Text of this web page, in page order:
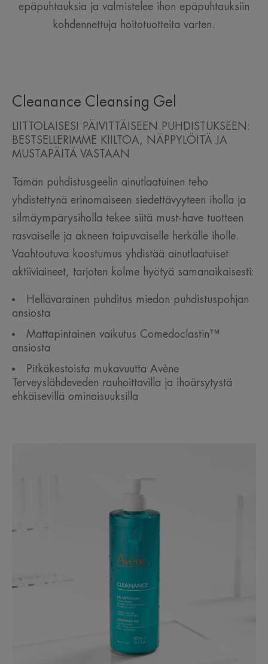
epäpuhtauksia ja valmistelee ihon epäpuhtauksiin
kohdennettuja hoitotuotteita varten.
Cleanance Cleansing Gel
LIITTOLAISESI PÄIVITTÄISEEN PUHDISTUKSEEN:
BESTSELLERIMME KIILTOA, NÄPPYLÖITÄ JA
MUSTAPÄITÄ VASTAAN
Tämän puhdistusgeelin ainutlaatuinen teho
yhdistettynä erinomaiseen siedettävyyteen iholla ja
silmäympärysiholla tekee siitä must-have tuotteen
rasvaiselle ja akneen taipuvaiselle herkälle iholle.
Vaahtoutuva koostumus yhdistää ainutlaatuiset
aktiiviaineet, tarjoten kolme hyötyä samanaikaisesti:
Hellävarainen puhditus miedon puhdistuspohjan
ansiosta
Mattapintainen vaikutus Comedoclastin™
ansiosta
Pitkäkestoista mukavuutta Avène
Terveyslähdeveden rauhoittavilla ja ihoärsytystä
ehkäisevillä ominaisuuksilla